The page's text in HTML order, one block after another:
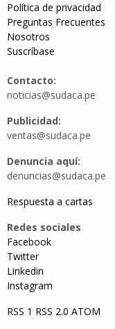
Política de privacidad
Preguntas Frecuentes
Nosotros
Suscríbase
Contacto:
noticias@sudaca.pe
Publicidad:
ventas@sudaca.pe
Denuncia aquí:
denuncias@sudaca.pe
Respuesta a cartas
Redes sociales
Facebook
Twitter
Linkedin
Instagram
RSS 1 RSS 2.0 ATOM